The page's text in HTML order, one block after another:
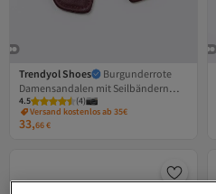
Trendyol Shoes
Burgunderrote
Damensandalen mit Seilbändern
TAKSS26SD00016
4.5 (4)
Versand kostenlos ab 35€
33,66€